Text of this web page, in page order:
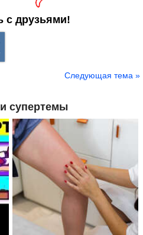
с друзьями!
Следующая тема »
супертемы